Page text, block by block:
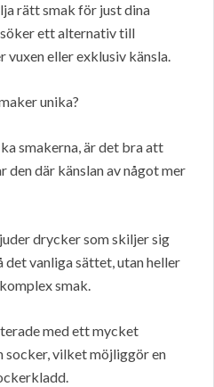
rätt smak för just dina
ett alternativ till
vuxen eller exklusiv känsla.
unika?
smakerna, är det bra att
där känslan av något mer
drycker som skiljer sig
det vanliga sättet, utan heller
smak.
med ett mycket
socker, vilket möjliggör en